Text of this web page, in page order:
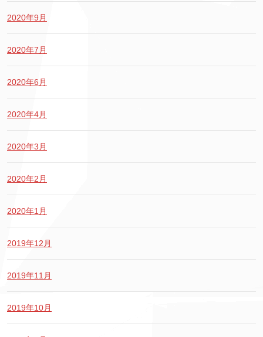
2020年9月
2020年7月
2020年6月
2020年4月
2020年3月
2020年2月
2020年1月
2019年12月
2019年11月
2019年10月